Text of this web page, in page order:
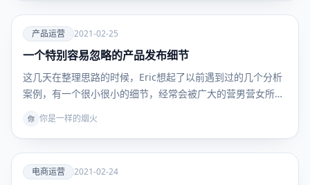
爱
产品运
产品运营 2021-02-25
一个特别容易忽略的产品发布细节
这几天在整理思路的时候，Eric想起了以前遇到过的几个分析
案例，有一个很小很小的细节，经常会被广大的营男营女所…
你 你是一样的烟火
爱
电商运营 2021-02-24